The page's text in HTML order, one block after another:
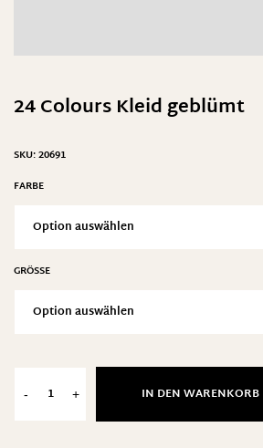
24 Colours Kleid geblümt
SKU:20691
FARBE
GRÖSSE
- + IN DEN WARENKORB